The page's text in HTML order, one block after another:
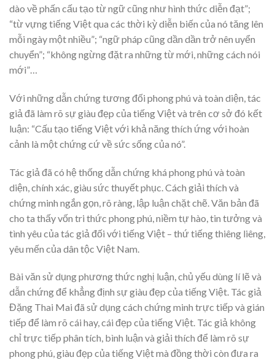
dào về phấn cấu tạo từ ngữ cũng như hình thức diễn đạt”;
“từ vựng tiếng Việt qua các thời kỳ diễn biến của nó tăng lên
mỗi ngày một nhiều”; “ngữ pháp cũng dần dần trở nên uyển
chuyển”; “không ngừng đặt ra những từ mới, những cách nói
mới”…
Với những dẫn chứng tương đối phong phú và toàn diện, tác
giả đã làm rõ sự giàu đẹp của tiếng Việt và trên cơ sở đó kết
luận: “Cấu tạo tiếng Việt với khả năng thích ứng với hoàn
cảnh là một chứng cứ về sức sống của nó”.
Tác giả đã có hệ thống dẫn chứng khá phong phú và toàn
diện, chính xác, giàu sức thuyết phục. Cách giải thích và
chứng minh ngắn gọn, rõ ràng, lập luận chặt chẽ. Văn bản đã
cho ta thấy vốn tri thức phong phú, niềm tự hào, tin tưởng và
tình yêu của tác giả đối với tiếng Việt – thứ tiếng thiêng liêng,
yêu mến của dân tộc Việt Nam.
Bài văn sử dụng phương thức nghị luận, chủ yếu dùng lí lẽ và
dẫn chứng để khẳng định sự giàu đẹp của tiếng Việt. Tác giả
Đặng Thai Mai đã sử dụng cách chứng minh trực tiếp và gián
tiếp để làm rõ cái hay, cái đẹp của tiếng Việt. Tác giả không
chỉ trực tiếp phân tích, bình luận và giải thích để làm rõ sự
phong phú, giàu đẹp của tiếng Việt mà đồng thời còn đưa ra